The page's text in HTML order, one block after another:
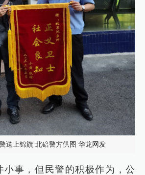
送上锦旗 北碚警方供图 华龙网发
小事，但民警的积极作为，公